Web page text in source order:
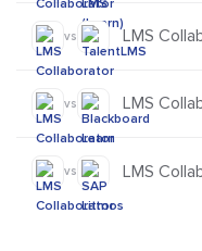
vs LMS
vs LMS
vs LMS